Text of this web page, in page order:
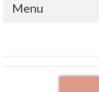
Menu